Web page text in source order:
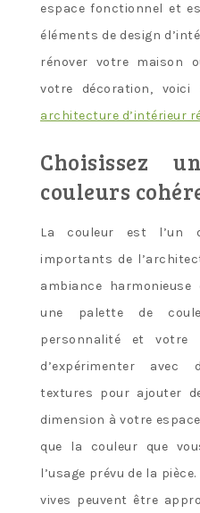
espace fonctionnel et
éléments de design
rénover votre maison
votre décoration,
architecture d’intérieur
Choisissez
couleurs
La couleur est l’un
importants de
ambiance
une palette de
personnalité et votre
d’expérimenter avec
textures pour ajouter
dimension à votre
que la couleur que
l’usage prévu de la
vives peuvent être